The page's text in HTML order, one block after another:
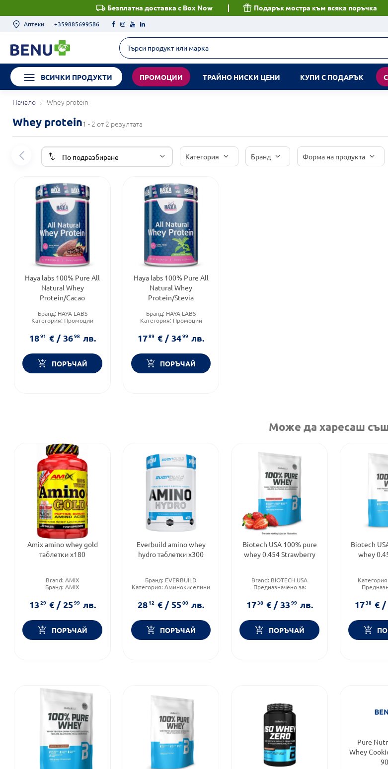
Безплатна доставка с Box Now Подарък мостра към всяка поръчка
Аптеки +359885699586
ВСИЧКИ ПРОДУКТИ ПРОМОЦИИ ТРАЙНО НИСКИ ЦЕНИ КУПИ С ПОДАРЪК
Начало Whey protein
Whey protein1 - 2 от 2 резултата
Категория Бранд Форма на продукта
Haya labs 100% Pure All
Natural Whey
Protein/Cacao
Бранд: HAYA LABS
Категория: Промоции
1891 € / 3698 лв.
ПОРЪЧАЙ
Haya labs 100% Pure All
Natural Whey
Protein/Stevia
Бранд: HAYA LABS
Категория: Промоции
1789 € / 3499 лв.
ПОРЪЧАЙ
Може да харесаш
Amix amino whey gold
таблетки х180
Brand: AMIX
Бранд:AMIX
1329 € / 2599 лв.
ПОРЪЧАЙ
Everbuild amino whey
hydro таблетки х300
Бранд: EVERBUILD
Категория:Аминокиселини
2812 € / 5500 лв.
ПОРЪЧАЙ
Biotech USA 100% pure
whey 0.454 Strawberry
Brand: BIOTECH USA
Предназначено за:
Приложение:орално
1738 € / 3399 лв.
ПОРЪЧАЙ
Biotech
whey
Категория:
Форма на
1738 € /
Pure
Whey